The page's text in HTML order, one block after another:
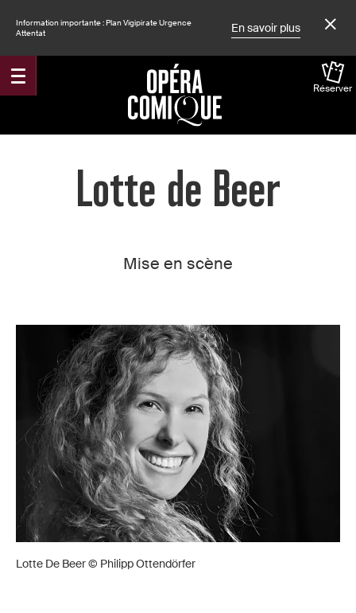
Information importante : Plan Vigipirate Urgence
Attentat
En savoir plus
Réserver
Accueil
Lotte de Beer
Mise en scène
Lotte De Beer © Philipp Ottendörfer